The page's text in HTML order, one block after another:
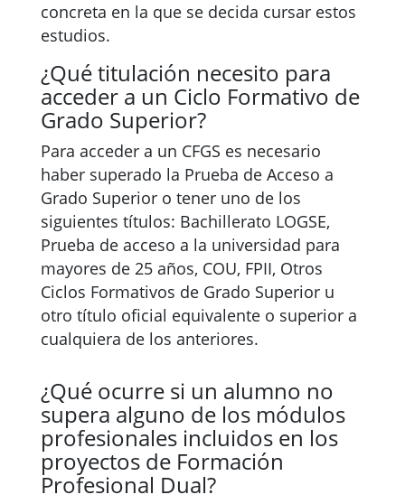
concreta en la que se decida cursar estos
estudios.
¿Qué titulación necesito para
acceder a un Ciclo Formativo de
Grado Superior?
Para acceder a un CFGS es necesario
haber superado la Prueba de Acceso a
Grado Superior o tener uno de los
siguientes títulos: Bachillerato LOGSE,
Prueba de acceso a la universidad para
mayores de 25 años, COU, FPII, Otros
Ciclos Formativos de Grado Superior u
otro título oficial equivalente o superior a
cualquiera de los anteriores.
¿Qué ocurre si un alumno no
supera alguno de los módulos
profesionales incluidos en los
proyectos de Formación
Profesional Dual?